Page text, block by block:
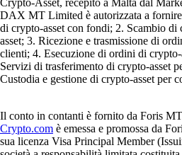
Crypto-Asset, recepito a Malta dal
DAX MT Limited è autorizzata a
di crypto-asset con fondi; 2. Scambio di
asset; 3. Ricezione e trasmissione di
clienti; 4. Esecuzione di ordini di
Servizi di trasferimento di crypto-asset
Custodia e gestione di crypto-asset per
Il conto in contanti è fornito da Foris
Crypto.com è emessa e promossa da
sua licenza Visa Principal Member